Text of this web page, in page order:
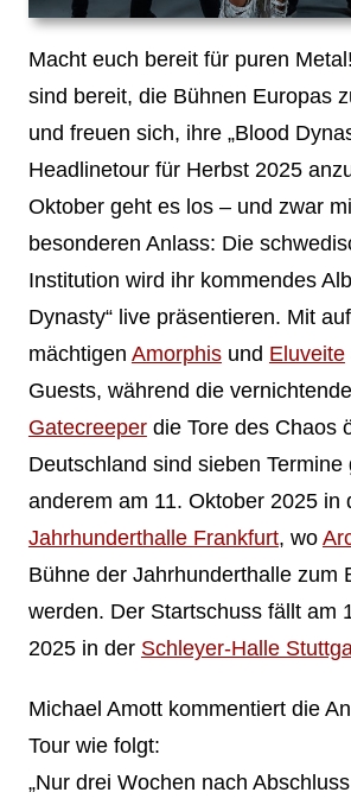
Macht euch bereit für puren Metal!
sind bereit, die Bühnen Europas
und freuen sich, ihre „Blood
Headlinetour für Herbst 2025
Oktober geht es los – und zwar
besonderen Anlass: Die
Institution wird ihr kommendes
Dynasty“ live präsentieren. Mit
mächtigen Amorphisund Eluveite
Guests, während die
Gatecreeperdie Tore des Chaos
Deutschland sind sieben Termine
anderem am 11. Oktober 2025 in
Jahrhunderthalle Frankfurt, wo
Bühne der Jahrhunderthalle zum
werden. Der Startschuss fällt am
2025 in der Schleyer-Halle
Michael Amott kommentiert die
Tour wie folgt:
„Nur drei Wochen nach